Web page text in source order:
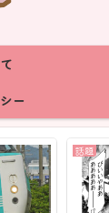
ー
話題